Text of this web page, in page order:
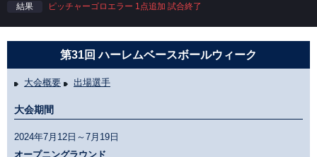
結果
ピッチャーゴロエラー 1点追加 試合終了
第31回 ハーレムベースボールウィーク
大会概要 出場選手
大会期間
2024年7月12日～7月19日
オープニングラウンド